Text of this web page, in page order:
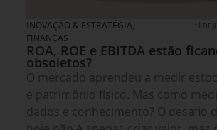
INOVAÇÃO & ESTRATÉGIA,
FINANÇAS
11 DE
ROA, ROE e EBITDA estão
obsoletos?
O mercado aprendeu a medir
e patrimônio físico. Mas como
dados e conhecimento? O desafio